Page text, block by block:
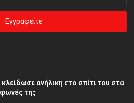
ανήλικη στο σπίτι του στα
φωνές της